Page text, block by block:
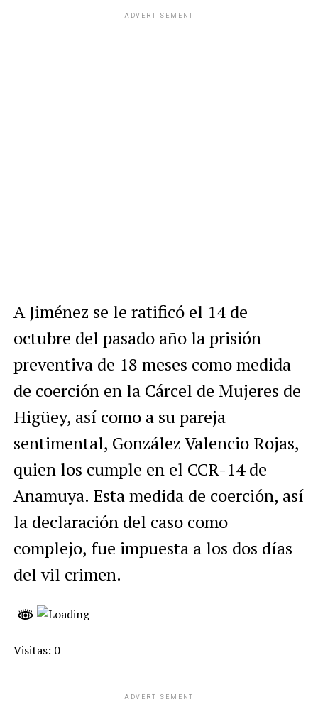
ADVERTISEMENT
A Jiménez se le ratificó el 14 de
octubre del pasado año la prisión
preventiva de 18 meses como medida
de coerción en la Cárcel de Mujeres de
Higüey, así como a su pareja
sentimental, González Valencio Rojas,
quien los cumple en el CCR-14 de
Anamuya. Esta medida de coerción, así
la declaración del caso como
complejo, fue impuesta a los dos días
del vil crimen.
Visitas: 0
ADVERTISEMENT